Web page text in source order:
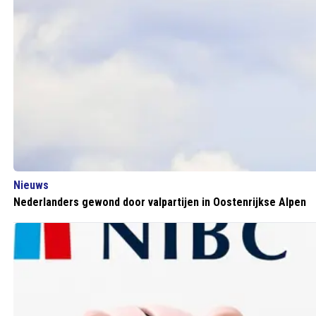
Nieuws
Nederlanders gewond door valpartijen in Oostenrijkse Alpen